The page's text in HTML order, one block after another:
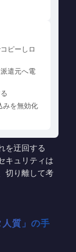
ピーしロ
遣元へ電
みを無効化
を迂回する
キュリティは
切り離して考
質」の手